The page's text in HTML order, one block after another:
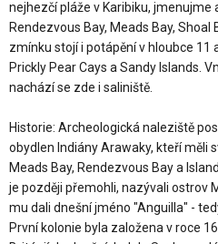
nejhezčí pláže v Karibiku, jmenujme
Rendezvous Bay, Meads Bay, Shoal
zmínku stojí i potápění v hloubce 11
Prickly Pear Cays a Sandy Islands.
nachází se zde i saliniště.
Historie: Archeologická naleziště
obydlen Indiány Arawaky, kteří měli
Meads Bay, Rendezvous Bay a
je později přemohli, nazývali ostrov
mu dali dnešní jméno "Anguilla" -
První kolonie byla založena v roce